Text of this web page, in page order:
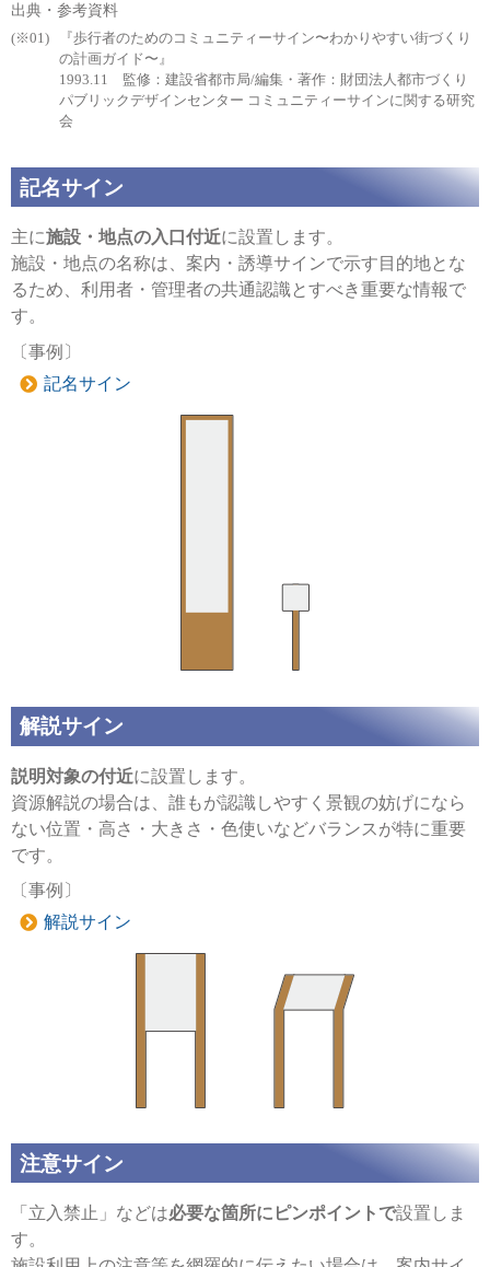
出典・参考資料
『歩行者のためのコミュニティーサイン〜わかりやすい街づくり
の計画ガイド〜』
1993.11 監修：建設省都市局/編集・著作：財団法人都市づくり
パブリックデザインセンター コミュニティーサインに関する研究
会
記名サイン
主に施設・地点の入口付近に設置します。
施設・地点の名称は、案内・誘導サインで示す目的地とな
るため、利用者・管理者の共通認識とすべき重要な情報で
す。
〔事例〕
記名サイン
解説サイン
説明対象の付近に設置します。
資源解説の場合は、誰もが認識しやすく景観の妨げになら
ない位置・高さ・大きさ・色使いなどバランスが特に重要
です。
〔事例〕
解説サイン
注意サイン
「立入禁止」などは必要な箇所にピンポイントで設置しま
す。